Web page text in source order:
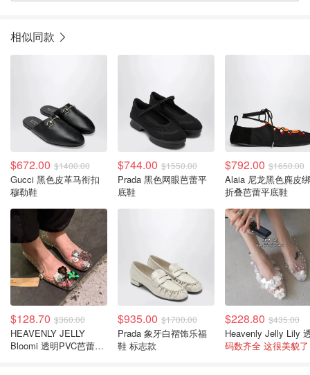
相似同款
$672.00 $1400.00
Gucci 黑色皮革马衔扣
穆勒鞋
$744.00 $1550.00
Prada 黑色网眼芭蕾平
底鞋
$792.00 $1650.00
Alaia 尼龙黑色麂皮
折叠芭蕾平底鞋
$128.70 $360.00
HEAVENLY JELLY
Bloomi 透明PVC芭蕾鞋
$935.00 $1700.00
Prada 象牙白褶饰乐福
鞋 标志款
$228.80 $435.00
码数齐全 这很美貌